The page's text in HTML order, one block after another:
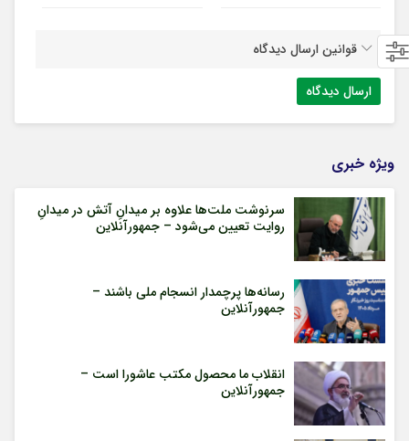
قوانین ارسال دیدگاه
ویژه خبری
سرنوشت ملت‌ها علاوه بر میدانِ آتش در میدانِ
روایت تعیین می‌شود – جمهورآنلاین
رسانه‌ها پرچمدار انسجام ملی باشند –
جمهورآنلاین
انقلاب ما محصول مکتب عاشورا است –
جمهورآنلاین